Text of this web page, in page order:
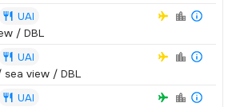
UAI
/ DBL
UAI
view / DBL
UAI